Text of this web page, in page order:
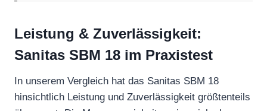
Leistung & Zuverlässigkeit:
Sanitas SBM 18 im Praxistest
In unserem Vergleich hat das Sanitas SBM 18
hinsichtlich Leistung und Zuverlässigkeit größtenteils